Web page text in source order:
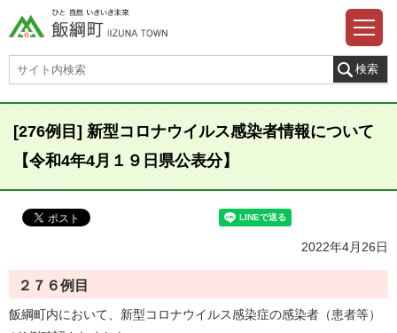
[276例目] 新型コロナウイルス感染者情報について
【令和4年4月１９日県公表分】
2022年4月26日
２７６例目
飯綱町内において、新型コロナウイルス感染症の感染者（患者等）